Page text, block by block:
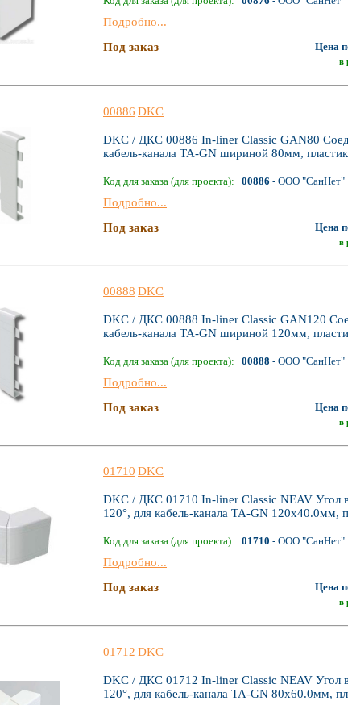
Подробно...
Под заказ
Цена
в
00886 DKC
DKC / ДКС 00886 In-liner Classic GAN80
кабель-канала TA-GN шириной 80мм,
Код для заказа (для проекта): 00886 - ООО "СанНет"
Подробно...
Под заказ
Цена
в
00888 DKC
DKC / ДКС 00888 In-liner Classic GAN120
кабель-канала TA-GN шириной 120мм,
Код для заказа (для проекта): 00888 - ООО "СанНет"
Подробно...
Под заказ
Цена
в
01710 DKC
DKC / ДКС 01710 In-liner Classic NEAV Угол
120°, для кабель-канала TA-GN 120х40.0мм,
Код для заказа (для проекта): 01710 - ООО "СанНет"
Подробно...
Под заказ
Цена
в
01712 DKC
DKC / ДКС 01712 In-liner Classic NEAV Угол
120°, для кабель-канала TA-GN 80х60.0мм,